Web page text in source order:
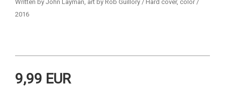
Written by John Layman, art by Rob Guillory / Hard cover, color /
2016
9,99 EUR